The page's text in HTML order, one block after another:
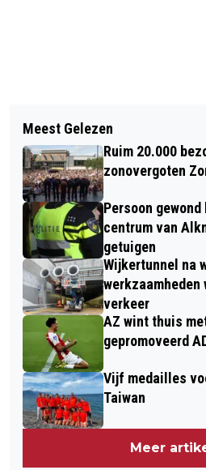
ALKMAAR ONTZET
'ONTZETTEND'
DRUK BEZOCHT!
WIE WORDEN DIT JAAR
ALKMAARSE
NOMINEER NU!
Meest Gelezen
Ruim 20.000
zonovergoten
Persoon
centrum van
getuigen
Wijkertunnel na
werkzaamheden
verkeer
AZ wint thuis
gepromoveerd
Vijf medailles
Taiwan
Meer